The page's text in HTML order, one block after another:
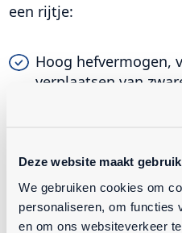
Deze website maakt
We gebruiken cookies om
personaliseren, om functies
en om ons websiteverkeer
een rijtje:
Hoog hefvermogen,
verplaatsen van
MCR-serie de
Compacte
binnenstedelijk werk